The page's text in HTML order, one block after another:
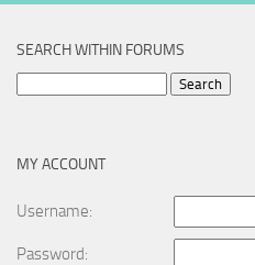
SEARCH WITHIN FORUMS
MY ACCOUNT
Username:
Password: